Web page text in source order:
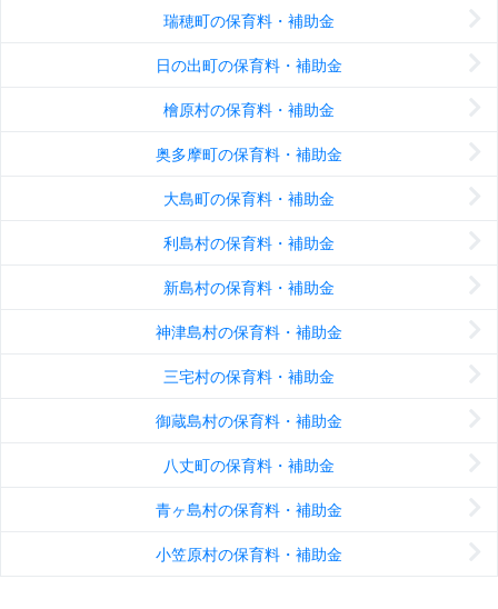
瑞穂町の保育料・補助金
日の出町の保育料・補助金
檜原村の保育料・補助金
奥多摩町の保育料・補助金
大島町の保育料・補助金
利島村の保育料・補助金
新島村の保育料・補助金
神津島村の保育料・補助金
三宅村の保育料・補助金
御蔵島村の保育料・補助金
八丈町の保育料・補助金
青ヶ島村の保育料・補助金
小笠原村の保育料・補助金